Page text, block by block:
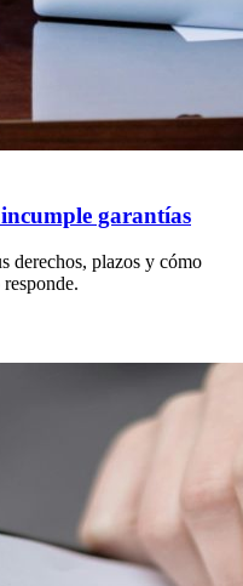
garantías
derechos, plazos y cómo